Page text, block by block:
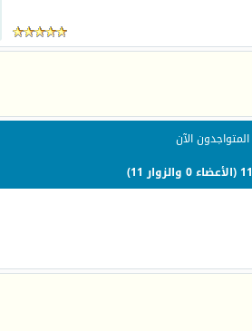
المتواجدون الآن
11 (الأعضاء 0 والزوار 11)